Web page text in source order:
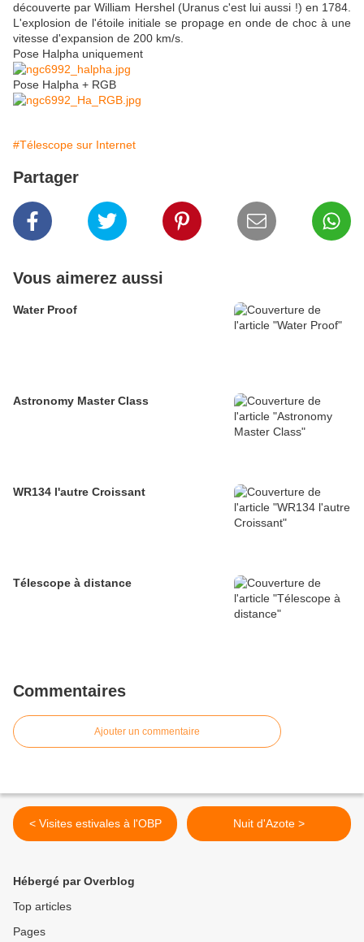
découverte par William Hershel (Uranus c'est lui aussi !) en 1784.
L'explosion de l'étoile initiale se propage en onde de choc à une
vitesse d'expansion de 200 km/s.
Pose Halpha uniquement
Pose Halpha + RGB
#Télescope sur Internet
Partager
Vous aimerez aussi
Water Proof
Astronomy Master Class
WR134 l'autre Croissant
Télescope à distance
Commentaires
Ajouter un commentaire
< Visites estivales à l'OBP Nuit d'Azote >
Hébergé par Overblog
Top articles
Pages